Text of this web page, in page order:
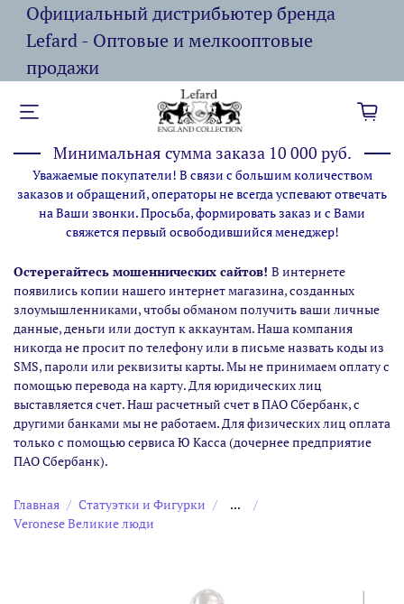
Официальный дистрибьютер бренда
Lefard - Оптовые и мелкооптовые
продажи
Минимальная сумма заказа 10 000 руб.
Уважаемые покупатели! В связи с большим количеством
заказов и обращений, операторы не всегда успевают отвечать
на Ваши звонки. Просьба, формировать заказ и с Вами
свяжется первый освободившийся менеджер!
Остерегайтесь мошеннических сайтов! В интернете
появились копии нашего интернет магазина,созданных
злоумышленниками, чтобы обманом получить ваши личные
данные, деньги или доступ к аккаунтам. Наша компания
никогда не просит по телефону или в письме назвать коды из
SMS, пароли или реквизиты карты. Мы не принимаем оплату с
помощью перевода на карту. Для юридических лиц
выставляется счет. Наш расчетный счет в ПАО Сбербанк, с
другими банками мы не работаем. Для физических лиц оплата
только с помощью сервиса Ю Касса (дочернее предприятие
ПАО Сбербанк).
Главная Статуэтки и Фигурки
...
Veronese Великие люди